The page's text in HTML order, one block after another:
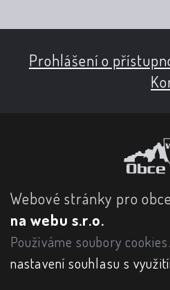
Prohlášení o
Webové stránky pro
na webu s.r.o.
Používáme soubory
nastavení souhlasu s